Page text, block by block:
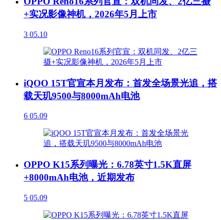
+实况影像神机，2026年5月上市
3 05.10
iQOO 15T官宣本月发布：首发全场景光追，搭
载天玑9500与8000mAh电池
6 05.09
OPPO K15系列曝光：6.78英寸1.5K直屏
+8000mAh电池，近期发布
5 05.09